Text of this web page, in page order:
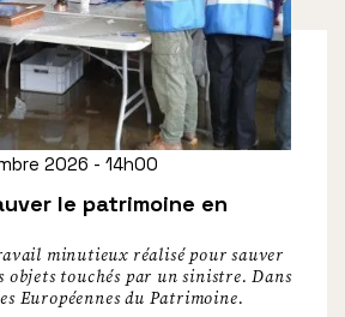
le patrimoine en
2026 - 14h00
minutieux réalisé pour sauver
objets touchés par un sinistre. Dans
Européennes du Patrimoine.